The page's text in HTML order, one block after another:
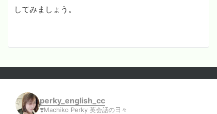
してみましょう。
perky_english_cc
❣️Machiko Perky 英会話の日々